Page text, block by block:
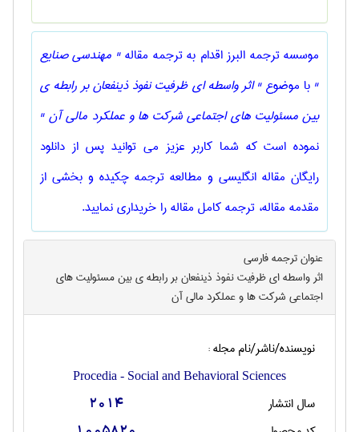
موسسه ترجمه البرز اقدام به ترجمه مقاله" مهندسی صنايع
" با موضوع" اثر واسطه ای ظرفیت نفوذ ذینفعان بر رابطه ی
بین مسئولیت های اجتماعی شرکت ها و عملکرد مالی آن "
نموده است که شما کاربر عزیز می توانید پس از دانلود
رایگان مقاله انگلیسی و مطالعه ترجمه چکیده و بخشی از
مقدمه مقاله، ترجمه کامل مقاله را خریداری نمایید.
عنوان ترجمه فارسی
اثر واسطه ای ظرفیت نفوذ ذینفعان بر رابطه ی بین مسئولیت های
اجتماعی شرکت ها و عملکرد مالی آن
نویسنده/ناشر/نام مجله :
Procedia - Social and Behavioral Sciences
سال انتشار 2014